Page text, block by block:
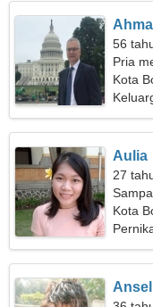
56
Pria
Kota
Aulia
27
keras
Kota
Ansel